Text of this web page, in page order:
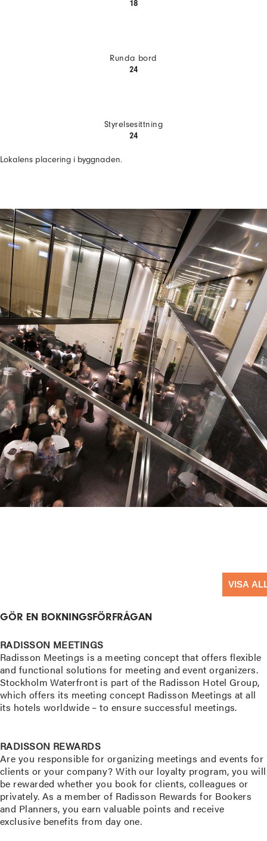
18
Runda bord
24
Styrelsesittning
24
Lokalens placering i byggnaden.
VISA
GÖR EN BOKNINGSFÖRFRÅGAN
RADISSON MEETINGS
Radisson Meetings is a meeting concept that offers flexible
and functional solutions for meeting and event organizers.
Stockholm Waterfront is part of the Radisson Hotel Group,
which offers its meeting concept Radisson Meetings at all
its hotels worldwide – to ensure successful meetings.
RADISSON REWARDS
Are you responsible for organizing meetings and events for
clients or your company? With our loyalty program, you will
be rewarded whether you book for clients, colleagues or
privately. As a member of Radisson Rewards for Bookers
and Planners, you earn valuable points and receive
exclusive benefits from day one.